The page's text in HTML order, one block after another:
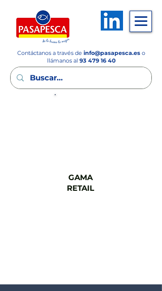
Contáctanos a través de info@pasapesca.es o
llámanos al 93 479 16 40
GAMA
RETAIL